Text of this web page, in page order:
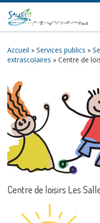
Skip to content
Accueil » Services publics »
extrascolaires » Centre de
Centre de loisirs Les